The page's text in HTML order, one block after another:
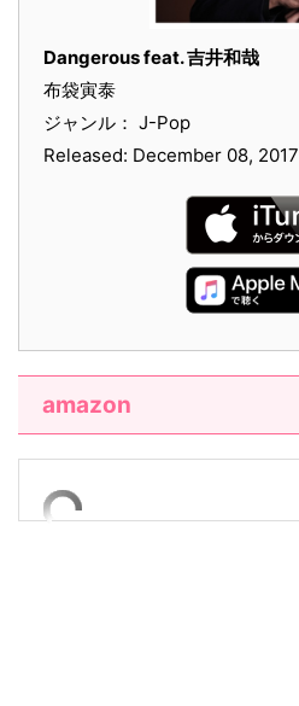
Dangerous feat. 吉井和哉
布袋寅泰
ジャンル： J-Pop
Released: December 08, 2017
amazon